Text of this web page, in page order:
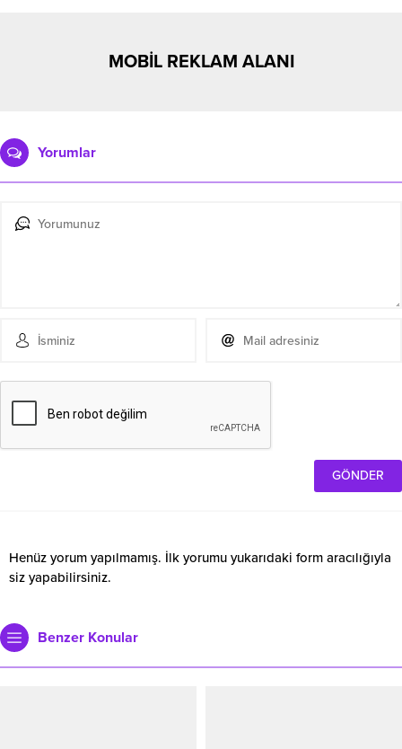
MOBİL REKLAM ALANI
Yorumlar
Henüz yorum yapılmamış. İlk yorumu yukarıdaki form aracılığıyla
siz yapabilirsiniz.
Benzer Konular